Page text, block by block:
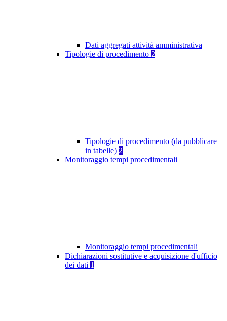
Dati aggregati attività amministrativa
Tipologie di procedimento 2
Tipologie di procedimento (da pubblicare
in tabelle) 2
Monitoraggio tempi procedimentali
Monitoraggio tempi procedimentali
Dichiarazioni sostitutive e acquisizione d'ufficio
dei dati 1